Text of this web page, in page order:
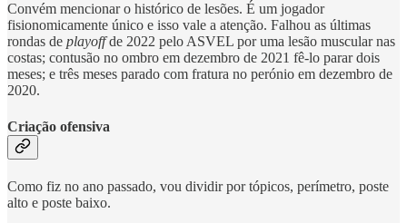
Convém mencionar o histórico de lesões. É um jogador
fisionomicamente único e isso vale a atenção. Falhou as últimas
rondas de playoffde 2022 pelo ASVEL por uma lesão muscular nas
costas; contusão no ombro em dezembro de 2021 fê-lo parar dois
meses; e três meses parado com fratura no perónio em dezembro de
2020.
Criação ofensiva
Como fiz no ano passado, vou dividir por tópicos, perímetro, poste
alto e poste baixo.